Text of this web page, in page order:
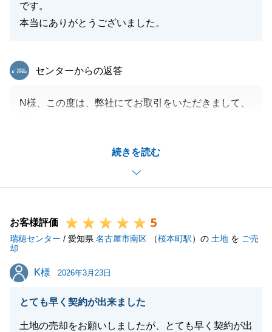
です。
本当にありがとうございました。
続きを読む
東急リバブル
センターからの返答
N様、この度は、弊社にてお取引をいただきまして、
含めご家族皆様でご検討をいただき、
後押し等までいただきまして、無事お取引を終えるこ
とが出来ました。
もしまた何か不動産に関する事で困り事等ございまし
たら、お気軽にお声がけ頂けますと幸いです。
閉じる
お客様評価 5
瑞穂センター / 愛知県 名古屋市南区 （桜本町駅）の 土地 を ご売
却
K様
K様 2026年3月23日
とても早く契約が出来ました
土地の売却をお願いしましたが、とても早く契約が出